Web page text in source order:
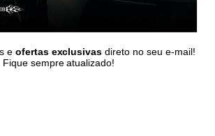
VEJA TAMBÉM
e ofertas exclusivas direto no seu e-mail!
Fique sempre atualizado!